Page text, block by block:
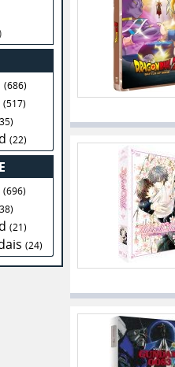
(686)
(517)
(22)
(696)
(21)
(24)